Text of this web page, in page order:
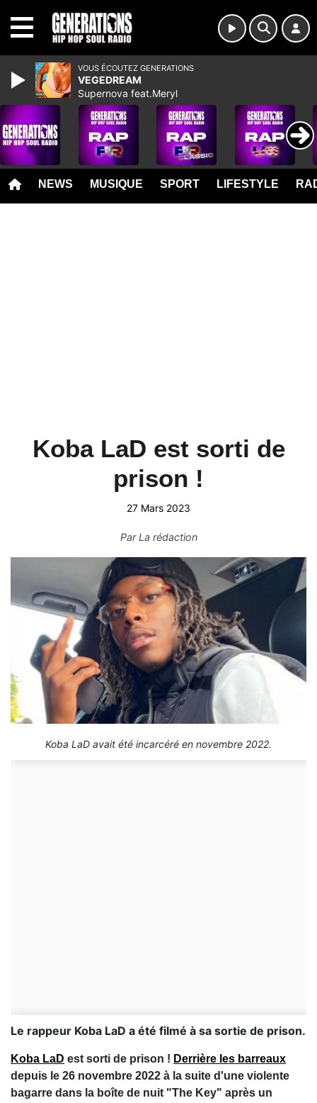
NEWS MUSIQUE SPORT LIFESTYLE
Koba LaD est sorti de
prison !
27 Mars 2023
ParLa rédaction
Koba LaD avait été incarcéré en novembre 2022.
Le rappeur Koba LaD a été filmé à sa sortie de prison.
Koba LaD est sorti de prison ! Derrière les barreaux
depuis le 26 novembre 2022 à la suite d'une violente
bagarre dans la boîte de nuit "The Key" après un
VOUS ÉCOUTEZ GENERATIONS
VEGEDREAM
Supernova feat.Meryl